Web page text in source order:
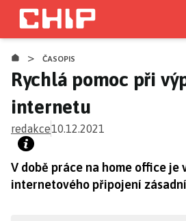
Přejít
hlavnímu
obsahu
> ČASOPIS
Rychlá pomoc při
internetu
redakce10.12.2021
V době práce na home office je
internetového připojení